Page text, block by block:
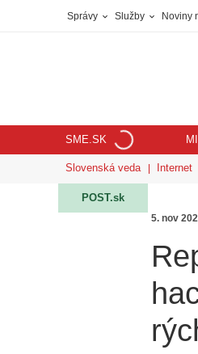
Správy Služby Noviny
SME.SK
Slovenská veda Internet
POST.sk
5. nov